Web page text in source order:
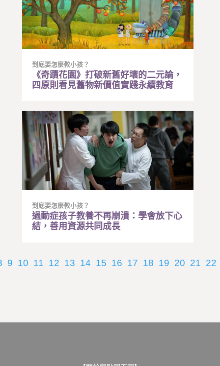
到底要怎麼教小孩？
《奇蹟花園》打破新舊好壞的二元論，
四原則看見舊物新價值實踐永續教育
到底要怎麼教小孩？
過動症孩子教養不再崩潰：學會放下心
結，善用資源共同成長
9 10 11 12 13 14 15 16 17 18 19 20 21 22